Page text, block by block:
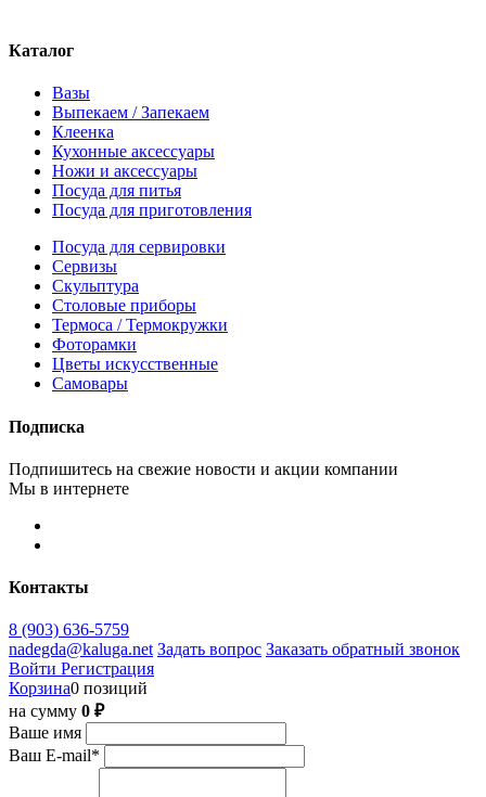
Каталог
Вазы
Выпекаем / Запекаем
Клеенка
Кухонные аксессуары
Ножи и аксессуары
Посуда для питья
Посуда для приготовления
Посуда для сервировки
Сервизы
Скульптура
Столовые приборы
Термоса / Термокружки
Фоторамки
Цветы искусственные
Самовары
Подписка
Подпишитесь на свежие новости и акции компании
Мы в интернете
Контакты
8 (903) 636-5759
nadegda@kaluga.net Задать вопрос Заказать обратный звонок
Войти Регистрация
Корзина0 позиций
на сумму 0 ₽
Ваше имя
Ваш E-mail*